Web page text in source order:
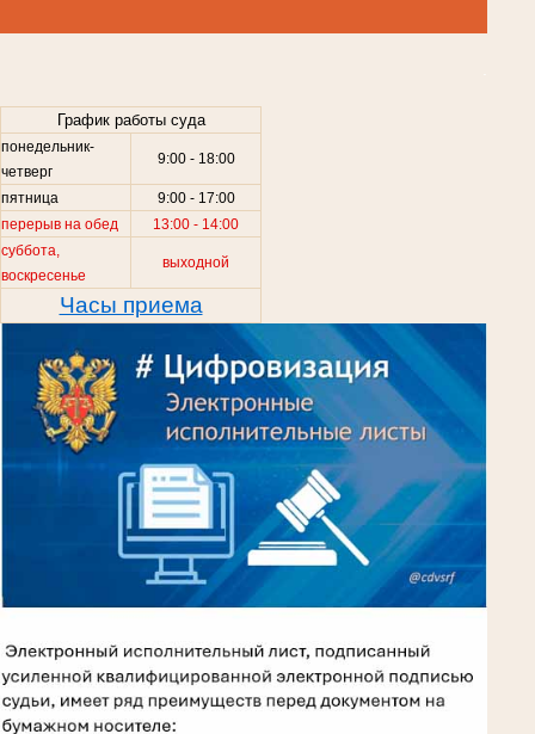
График работы суда
понедельник-
четверг
9:00 - 18:00
пятница
9:00 - 17:00
перерыв на обед
13:00 - 14:00
суббота,
воскресенье
выходной
Часы приема